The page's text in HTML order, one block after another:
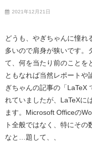
2021年12月21日
どうも、やぎちゃんに憧れ
多いので肩身が狭いです。
て、何を当たり前のことを
ともなれば当然レポートや
ぎちゃんの記事の「LaTeX
れていましたが、LaTeXに
ます。Microsoft Officeの
ト全般ではなく、特にそ
なと…題して、、